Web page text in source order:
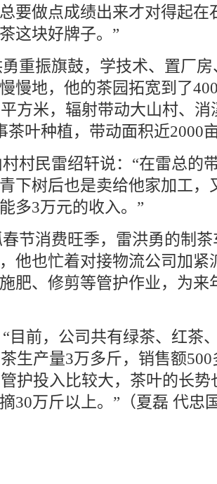
要做点成绩出来才对得起在
这块好牌子。”
重振旗鼓，学技术、置厂
慢地，他的茶园拓宽到了
方米，辐射带动大山村、
茶叶种植，带动面积近2000
村民雷绍轩说：“在雷总的
下树后也是卖给他家加工，
多3万元的收入。”
节消费旺季，雷洪勇的制
他也忙着对接物流公司加紧
肥、修剪等管护作业，为来
目前，公司共有绿茶、红茶
生产量3万多斤，销售额
护投入比较大，茶叶的长势
30万斤以上。” （夏磊 代忠